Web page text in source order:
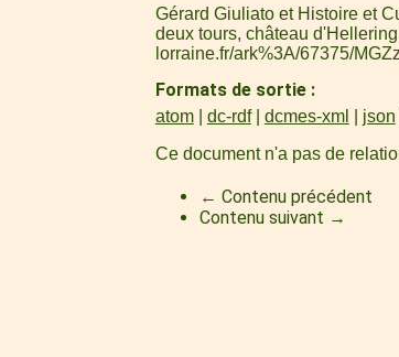
Gérard Giuliato et Histoire et
deux tours, château
lorraine.fr/ark%3A/67375/
Formats de sortie
atom dc-rdf dcmes-xml json
Ce document n'a pas de
← Contenu précédent
Contenu suivant →